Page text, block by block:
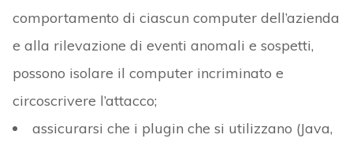
comportamento di ciascun computer dell’azienda
e alla rilevazione di eventi anomali e sospetti,
possono isolare il computer incriminato e
circoscrivere l’attacco;
assicurarsi che i plugin che si utilizzano (Java,